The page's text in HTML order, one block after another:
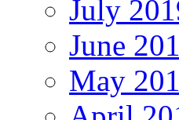
July
June
May